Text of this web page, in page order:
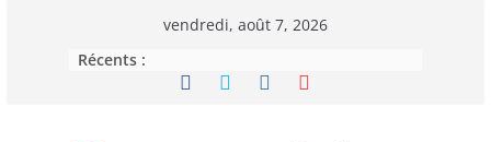
vendredi, août 7, 2026
Récents :